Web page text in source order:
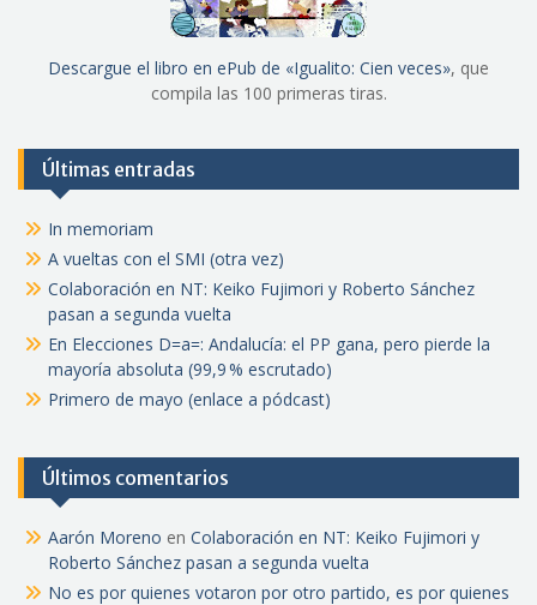
Descargue el libro en ePub de «Igualito: Cien veces», que
compila las 100 primeras tiras.
Últimas entradas
In memoriam
A vueltas con el SMI (otra vez)
Colaboración en NT: Keiko Fujimori y Roberto Sánchez
pasan a segunda vuelta
En Elecciones D=a=: Andalucía: el PP gana, pero pierde la
mayoría absoluta (99,9 % escrutado)
Primero de mayo (enlace a pódcast)
Últimos comentarios
Aarón Moreno en Colaboración en NT: Keiko Fujimori y
Roberto Sánchez pasan a segunda vuelta
No es por quienes votaron por otro partido, es por quienes